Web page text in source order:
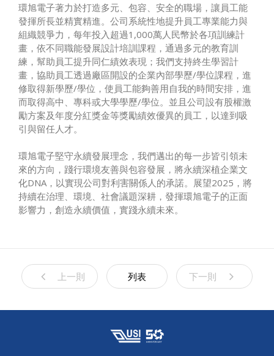
環旭電子著力於打造多元、包容、安全的職場，讓員工能
發揮所長並精實精進。公司系統性地提升員工專業能力與
組織競爭力，每年投入超過1,000萬人民幣於各項訓練計
畫，依不同職能發展設計培訓課程，通過多元的教育訓
練，幫助員工提升同仁績效表現；我們支持終生學習計
畫，協助員工透過廠區開設的企業內部學歷/學位課程，進
修取得新學歷/學位，使員工能夠善用自我的時間安排，進
而取得高中、專科或大學學歷/學位。並且公司設有股權激
勵方案及年度分紅獎金等獎勵績效優異的員工，以達到吸
引與留任人才。
環旭電子堅守永續發展理念，我們邁出的每一步皆引領未
來的方向，踐行環境友善與包容發展，將永續深植企業文
化DNA，以實現公司對利害關係人的承諾。展望2025，將
持續在治理、環境、社會議題深耕，發揮環旭電子的正面
影響力，創造永續價值，實踐永續未來。
上一則 列表 下一則